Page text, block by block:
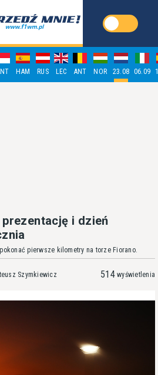
HAM RUS LEC ANT NOR 23.08 06.09
i dzień
pierwsze kilometry na torze Fiorano.
Szymkiewicz 514 wyświetlenia